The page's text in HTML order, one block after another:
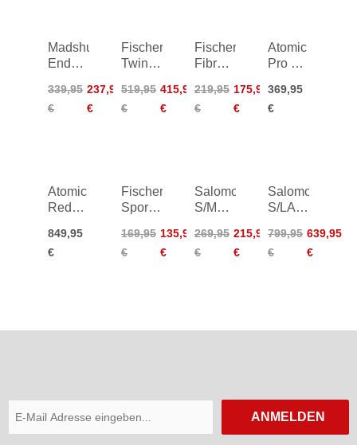
Madshus
Endurace
22/23
339,95
€
237,95
€
Fischer
Twin
Speedmax
80
519,95
€
415,95
€
Fischer
Fibre
EF
Mounted
219,95
€
175,95
€
Atomic
Pro UL
Med +
Shift
369,95
€
Atomic
Redster
Carbon+
Med +
849,95
€
Fischer
Sports
EF
Mounted
169,95
€
135,95
€
Salomon
S/MAX
Junior
+ Shift
269,95
€
215,95
€
Salomon
S/LAB
Soft +
Shift
799,95
€
639,95
€
ANMELDEN